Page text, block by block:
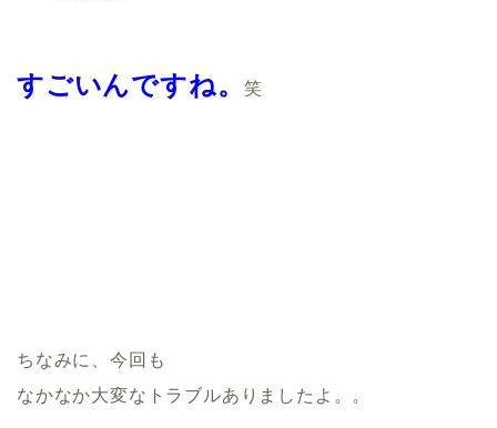
すごいんですね。笑
ちなみに、今回も
なかなか大変なトラブルありましたよ。。